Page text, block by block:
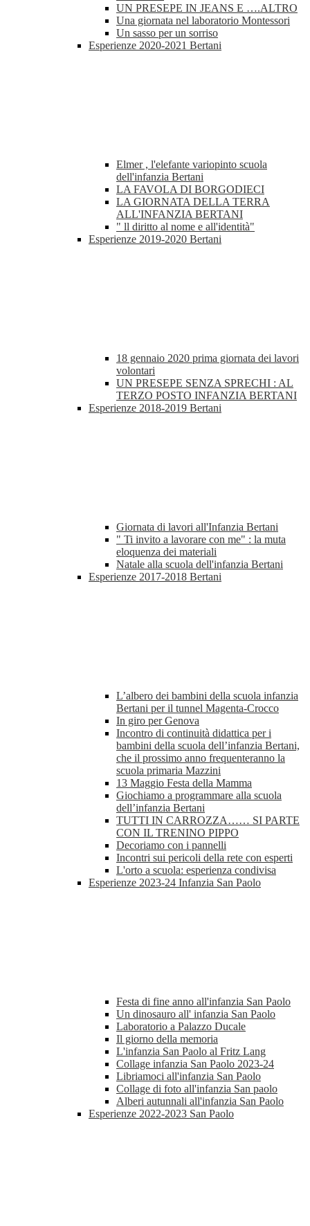
UN PRESEPE IN JEANS E ….ALTRO
Una giornata nel laboratorio Montessori
Un sasso per un sorriso
Esperienze 2020-2021 Bertani
Elmer , l'elefante variopinto scuola
dell'infanzia Bertani
LA FAVOLA DI BORGODIECI
LA GIORNATA DELLA TERRA
ALL'INFANZIA BERTANI
" ll diritto al nome e all'identità"
Esperienze 2019-2020 Bertani
18 gennaio 2020 prima giornata dei lavori
volontari
UN PRESEPE SENZA SPRECHI : AL
TERZO POSTO INFANZIA BERTANI
Esperienze 2018-2019 Bertani
Giornata di lavori all'Infanzia Bertani
" Ti invito a lavorare con me" : la muta
eloquenza dei materiali
Natale alla scuola dell'infanzia Bertani
Esperienze 2017-2018 Bertani
L’albero dei bambini della scuola infanzia
Bertani per il tunnel Magenta-Crocco
In giro per Genova
Incontro di continuità didattica per i
bambini della scuola dell’infanzia Bertani,
che il prossimo anno frequenteranno la
scuola primaria Mazzini
13 Maggio Festa della Mamma
Giochiamo a programmare alla scuola
dell’infanzia Bertani
TUTTI IN CARROZZA…… SI PARTE
CON IL TRENINO PIPPO
Decoriamo con i pannelli
Incontri sui pericoli della rete con esperti
L'orto a scuola: esperienza condivisa
Esperienze 2023-24 Infanzia San Paolo
Festa di fine anno all'infanzia San Paolo
Un dinosauro all' infanzia San Paolo
Laboratorio a Palazzo Ducale
Il giorno della memoria
L'infanzia San Paolo al Fritz Lang
Collage infanzia San Paolo 2023-24
Libriamoci all'infanzia San Paolo
Collage di foto all'infanzia San paolo
Alberi autunnali all'infanzia San Paolo
Esperienze 2022-2023 San Paolo